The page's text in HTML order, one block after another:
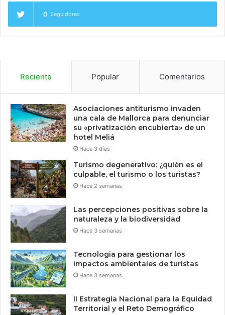
0 Seguidores
Reciente Popular Comentarios
Asociaciones antiturismo invaden
una cala de Mallorca para denunciar
su «privatización encubierta» de un
hotel Meliá
Hace 3 días
Turismo degenerativo: ¿quién es el
culpable, el turismo o los turistas?
Hace 2 semanas
Las percepciones positivas sobre la
naturaleza y la biodiversidad
Hace 3 semanas
Tecnologia para gestionar los
impactos ambientales de turistas
Hace 3 semanas
II Estrategia Nacional para la Equidad
Territorial y el Reto Demográfico